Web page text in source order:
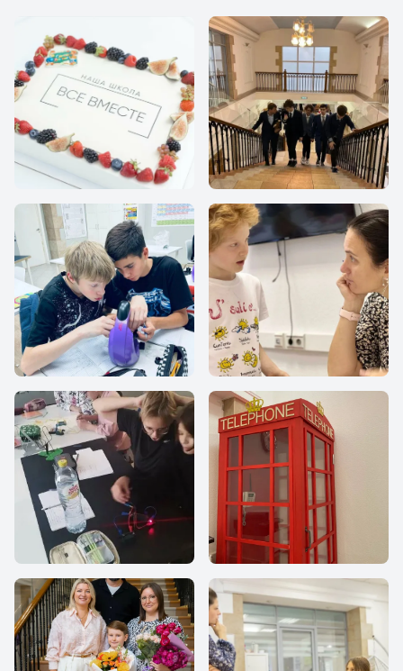
Наша Школа «Все
Вместе»
Все вместе
Все Вместе Все Вместе
Все Вместе Все Вместе